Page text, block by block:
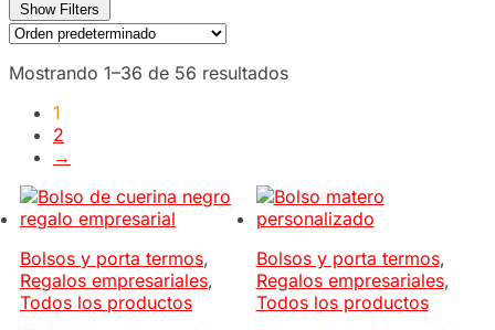
Show Filters
Mostrando 1–36 de 56 resultados
1
2
→
Bolsos y porta termos,
Regalos empresariales,
Todos los productos
Bolsos y porta termos,
Regalos empresariales,
Todos los productos